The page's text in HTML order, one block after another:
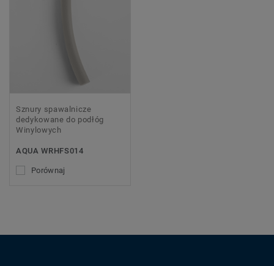
Sznury spawalnicze
dedykowane do podłóg
Winylowych
AQUA WRHFS014
Porównaj